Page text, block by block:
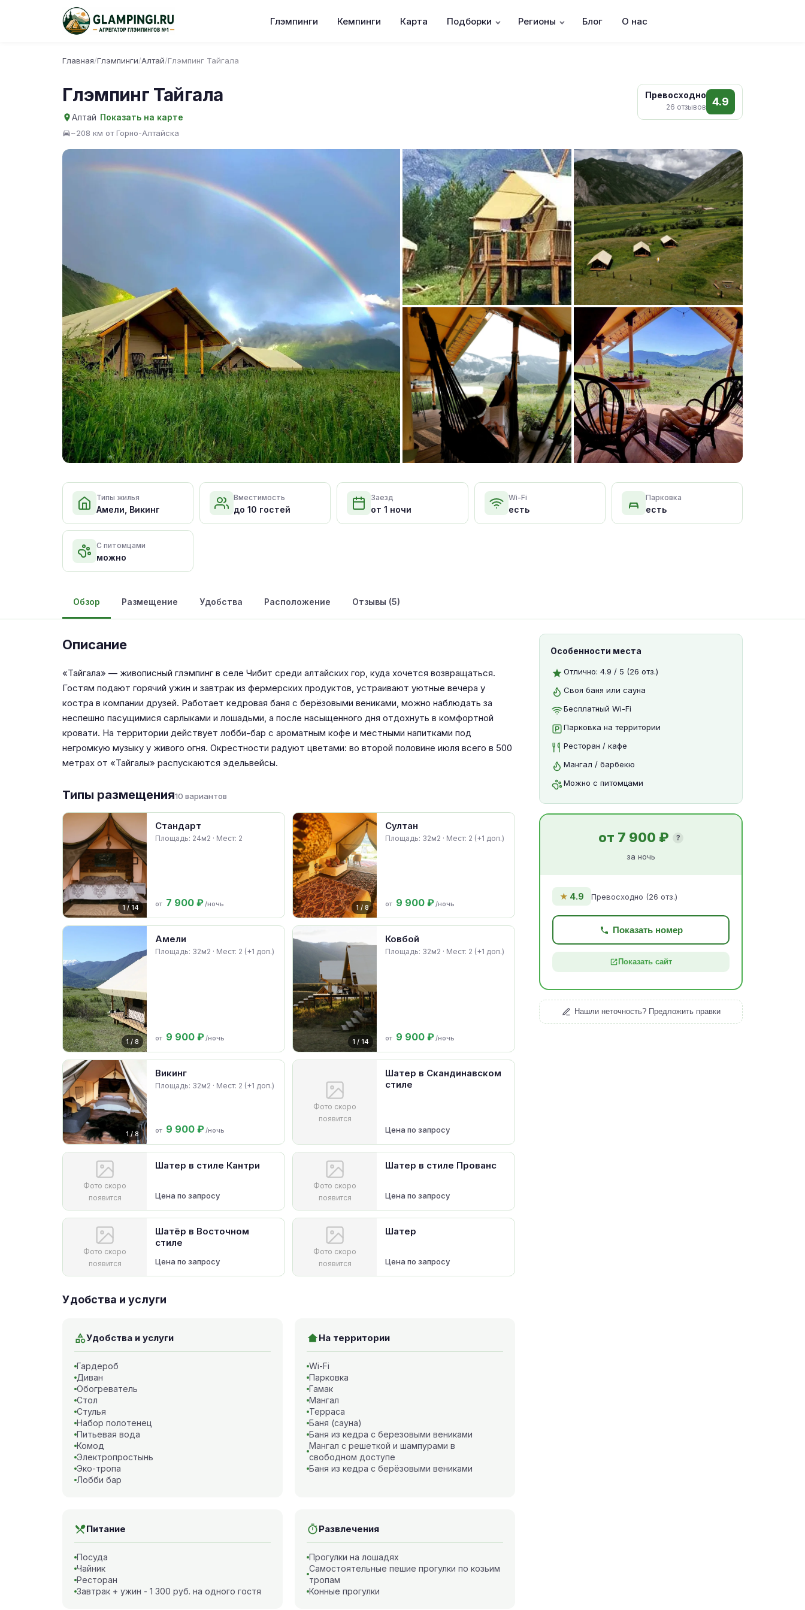
Глэмпинги Кемпинги Карта Подборки Регионы Блог О нас
Главная/Глэмпинги/Алтай/Глэмпинг Тайгала
Глэмпинг Тайгала
Алтай Показать на карте
~208 км от Горно-Алтайска
Превосходно
26 отзывов 4.9
Типы жилья
Амели, Викинг
Вместимость
до 10 гостей
Заезд
от 1 ночи
Wi-Fi
есть
Парковка
есть
С питомцами
можно
Обзор Размещение Удобства Расположение Отзывы (5)
Описание
«Тайгала» — живописный глэмпинг в селе Чибит среди алтайских гор, куда хочется возвращаться.
Гостям подают горячий ужин и завтрак из фермерских продуктов, устраивают уютные вечера у
костра в компании друзей. Работает кедровая баня с берёзовыми вениками, можно наблюдать за
неспешно пасущимися сарлыками и лошадьми, а после насыщенного дня отдохнуть в комфортной
кровати. На территории действует лобби-бар с ароматным кофе и местными напитками под
негромкую музыку у живого огня. Окрестности радуют цветами: во второй половине июля всего в 500
метрах от «Тайгалы» распускаются эдельвейсы.
Типы размещения10 вариантов
1 / 14
Стандарт
Площадь: 24м2 · Мест: 2
от 7 900 ₽/ночь 1 / 8
Султан
Площадь: 32м2 · Мест: 2 (+1 доп.)
от 9 900 ₽/ночь
1 / 8
Амели
Площадь: 32м2 · Мест: 2 (+1 доп.)
от 9 900 ₽/ночь 1 / 14
Ковбой
Площадь: 32м2 · Мест: 2 (+1 доп.)
от 9 900 ₽/ночь
1 / 8
Викинг
Площадь: 32м2 · Мест: 2 (+1 доп.)
от 9 900 ₽/ночь
Фото скоро
появится
Шатер в Скандинавском
стиле
Цена по запросу
Фото скоро
появится
Шатер в стиле Кантри
Цена по запросу
Фото скоро
появится
Шатер в стиле Прованс
Цена по запросу
Фото скоро
появится
Шатёр в Восточном
стиле
Цена по запросу
Фото скоро
появится
Шатер
Цена по запросу
Удобства и услуги
Удобства и услуги
Гардероб
Диван
Обогреватель
Стол
Стулья
Набор полотенец
Питьевая вода
Комод
Электропростынь
Эко-тропа
Лобби бар
На территории
Wi-Fi
Парковка
Гамак
Мангал
Терраса
Баня (сауна)
Баня из кедра с березовыми вениками
Мангал с решеткой и шампурами в
свободном доступе
Баня из кедра с берёзовыми вениками
Питание
Посуда
Чайник
Ресторан
Завтрак + ужин - 1 300 руб. на одного гостя
Развлечения
Прогулки на лошадях
Самостоятельные пешие прогулки по козьим
тропам
Конные прогулки
Особенности места
Отлично: 4.9 / 5 (26 отз.)
Своя баня или сауна
Бесплатный Wi-Fi
Парковка на территории
Ресторан / кафе
Мангал / барбекю
Можно с питомцами
от 7 900 ₽ ?
за ночь
★ 4.9 Превосходно (26 отз.)
Показать номер
Показать сайт
Нашли неточность? Предложить правки